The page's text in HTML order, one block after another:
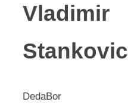
Vladimir
Stankovic
DedaBor